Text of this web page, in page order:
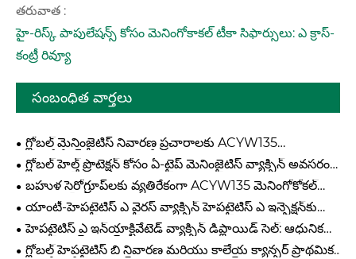
తరువాత :
హై-రిస్క్ పాపులేషన్స్ కోసం మెనింగోకాకల్ టీకా సిఫార్సులు: ఎ క్రాస్-
కంట్రీ రివ్యూ
సంబంధిత వార్తలు
గ్లోబల్ మెనింజైటిస్ నివారణ ప్రచారాలకు ACYW135
మెనింగోకోకల్ పాలిసాకరైడ్ టీకా ఎందుకు అవసరం?
గ్లోబల్ హెల్త్ ప్రొటెక్షన్ కోసం ఏ-టైప్ మెనింజైటిస్ వ్యాక్సిన్ అవసరం
ఏమిటి?
బహుళ సెరోగ్రూప్‌లకు వ్యతిరేకంగా ACYW135 మెనింగోకోకల్
పాలిసాకరైడ్ టీకా ప్రభావవంతంగా చేస్తుంది?
యాంటీ-హెపటైటిస్ ఎ వైరస్ వ్యాక్సిన్ హెపటైటిస్ ఎ ఇన్ఫెక్షన్‌కు
వ్యతిరేకంగా ప్రభావవంతమైన రక్షణకు ఎలా మద్దతు ఇస్తుంది?
హెపటైటిస్ ఎ ఇన్‌యాక్టివేటెడ్ వ్యాక్సిన్ డిప్లాయిడ్ సెల్: ఆధునిక
ఇమ్యునైజేషన్ ప్రోగ్రామ్‌లకు ఇది నమ్మదగిన ఎంపిక?
గ్లోబల్ హెపటైటిస్ బి నివారణ మరియు కాలేయ క్యాన్సర్ ప్రాథమిక